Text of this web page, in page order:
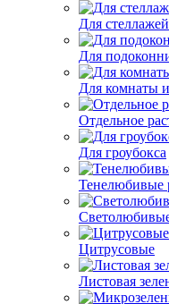
Для стеллажей
Для
Для комнаты
Отдельное
Для гроубокса
Тенелюбивые
Цитрусовые
Листовая